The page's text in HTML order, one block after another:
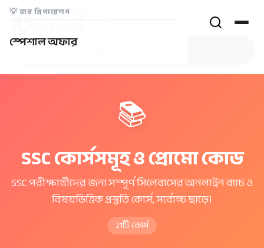
PROMO
💡জব প্রিপারেশন
স্পেশাল অফার
📚
SSC কোর্সসমূহ ও প্রোমো কোড
SSC পরীক্ষার্থীদের জন্য সম্পূর্ণ সিলেবাসের অনলাইন ব্যাচ ও
বিষয়ভিত্তিক প্রস্তুতি কোর্স, সর্বোচ্চ ছাড়ে।
21টি কোর্স